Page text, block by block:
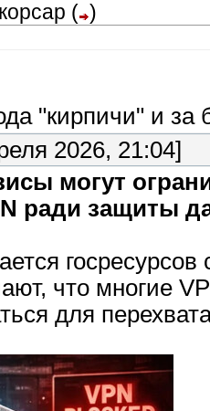
( )
"кирпичи" и
2026, 21:04]
могут
ради защиты
что многие
для